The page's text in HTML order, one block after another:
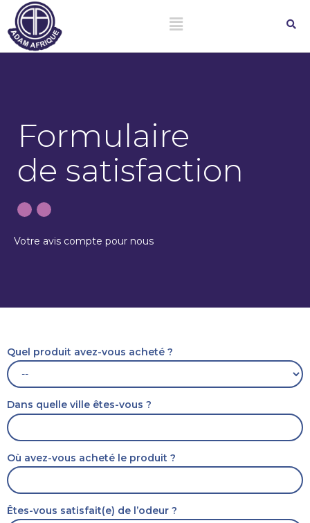
Formulaire
de satisfaction
Votre avis compte pour nous
Quel produit avez-vous acheté ?
Dans quelle ville êtes-vous ?
Où avez-vous acheté le produit ?
Êtes-vous satisfait(e) de l’odeur ?